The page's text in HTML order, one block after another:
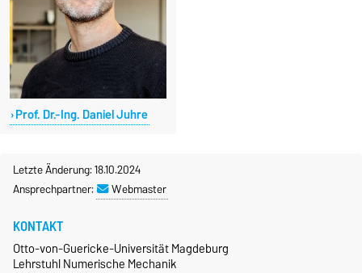
Prof. Dr.-Ing. Daniel Juhre
Letzte Änderung: 18.10.2024
Ansprechpartner:
Webmaster
KONTAKT
Otto-von-Guericke-Universität Magdeburg
Lehrstuhl Numerische Mechanik